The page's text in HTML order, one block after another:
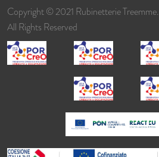
Copyright © 2021 Rubinetterie Treemme.
All Rights Reserved